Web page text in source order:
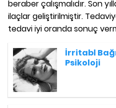
beraber çalışmalıdır. Son
ilaçlar geliştirilmiştir.
tedavi iyi oranda sonuç
İrritabl
Psikoloji